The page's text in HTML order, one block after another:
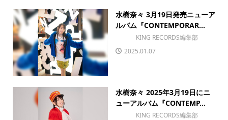
水樹奈々 3月19日発売ニューア
ルバム『CONTEMPORAR...
KING RECORDS編集部
2025.01.07
水樹奈々 2025年3月19日にニ
ューアルバム『CONTEMP...
KING RECORDS編集部